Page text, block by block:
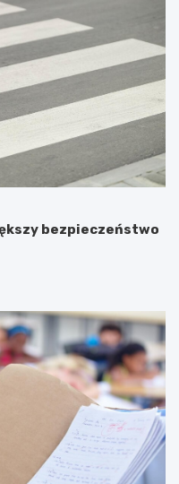
bezpieczeństwo